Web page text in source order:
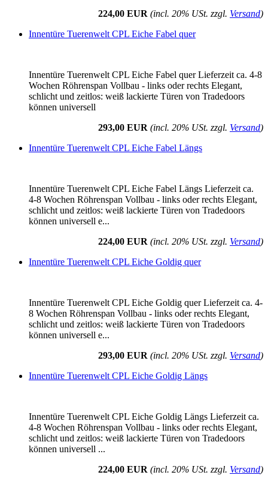
224,00 EUR (incl. 20% USt. zzgl. Versand)
Innentüre Tuerenwelt CPL Eiche Fabel quer
Innentüre Tuerenwelt CPL Eiche Fabel quer Lieferzeit ca. 4-8
Wochen Röhrenspan Vollbau - links oder rechts Elegant,
schlicht und zeitlos: weiß lackierte Türen von Tradedoors
können universell
293,00 EUR (incl. 20% USt. zzgl. Versand)
Innentüre Tuerenwelt CPL Eiche Fabel Längs
Innentüre Tuerenwelt CPL Eiche Fabel Längs Lieferzeit ca.
4-8 Wochen Röhrenspan Vollbau - links oder rechts Elegant,
schlicht und zeitlos: weiß lackierte Türen von Tradedoors
können universell e...
224,00 EUR (incl. 20% USt. zzgl. Versand)
Innentüre Tuerenwelt CPL Eiche Goldig quer
Innentüre Tuerenwelt CPL Eiche Goldig quer Lieferzeit ca. 4-
8 Wochen Röhrenspan Vollbau - links oder rechts Elegant,
schlicht und zeitlos: weiß lackierte Türen von Tradedoors
können universell e...
293,00 EUR (incl. 20% USt. zzgl. Versand)
Innentüre Tuerenwelt CPL Eiche Goldig Längs
Innentüre Tuerenwelt CPL Eiche Goldig Längs Lieferzeit ca.
4-8 Wochen Röhrenspan Vollbau - links oder rechts Elegant,
schlicht und zeitlos: weiß lackierte Türen von Tradedoors
können universell ...
224,00 EUR (incl. 20% USt. zzgl. Versand)